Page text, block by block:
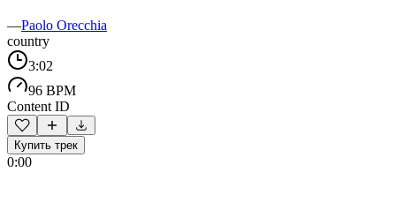
—Paolo Orecchia
country
3:02
96 BPM
Content ID
Купить трек
0:00